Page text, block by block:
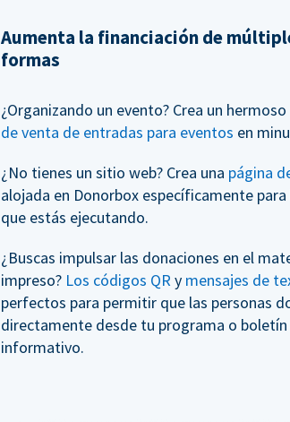
Aumenta la financiación de
formas
¿Organizando un evento? Crea un
de venta de entradas para eventos en
¿No tienes un sitio web? Crea una página
alojada en Donorbox específicamente para
que estás ejecutando.
¿Buscas impulsar las donaciones en el
impreso? Los códigos QR y mensajes de
perfectos para permitir que las personas
directamente desde tu programa o boletín
informativo.